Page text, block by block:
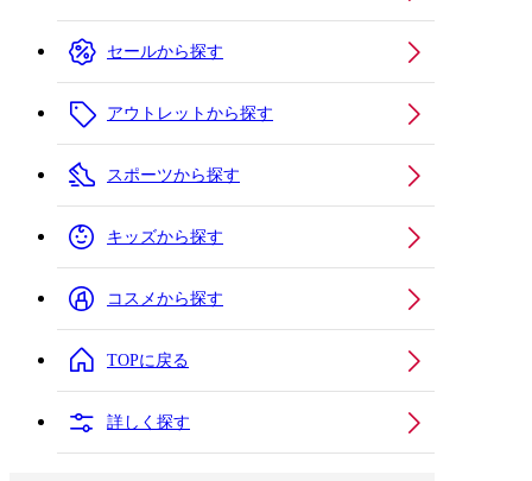
セールから探す
アウトレットから探す
スポーツから探す
キッズから探す
コスメから探す
TOPに戻る
詳しく探す